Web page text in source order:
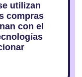
utilizan
compras
con el